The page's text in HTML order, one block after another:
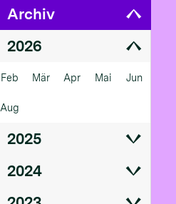
Archiv
2026
Feb Mär Apr Mai Jun
Aug
2025
2024